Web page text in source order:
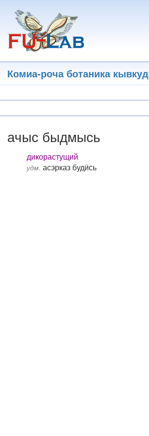
основному
содержанию
Комиа-роча ботаника кывкуд
ачыс быдмысь
дикорастущий
удм. асэрказ будӥсь